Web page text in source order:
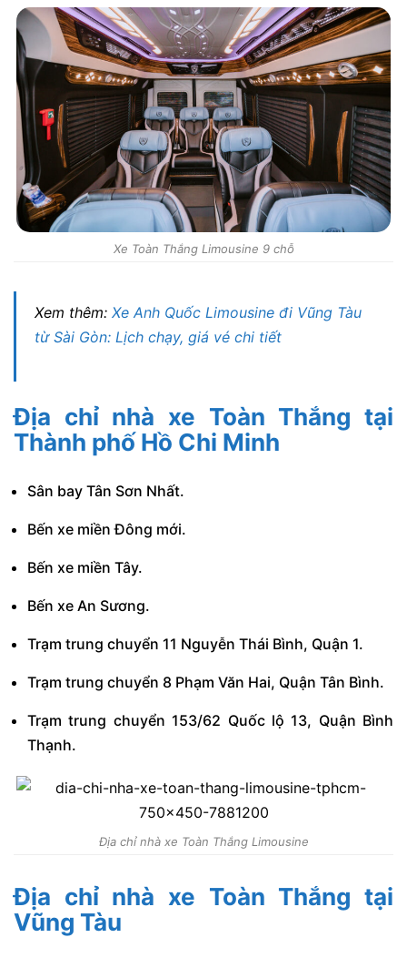
Xe Toàn Thắng Limousine 9 chỗ
Xem thêm: Xe Anh Quốc Limousine đi Vũng Tàu
từ Sài Gòn: Lịch chạy, giá vé chi tiết
Địa chỉ nhà xe Toàn Thắng tại
Thành phố Hồ Chi Minh
Sân bay Tân Sơn Nhất.
Bến xe miền Đông mới.
Bến xe miền Tây.
Bến xe An Sương.
Trạm trung chuyển 11 Nguyễn Thái Bình, Quận 1.
Trạm trung chuyển 8 Phạm Văn Hai, Quận Tân Bình.
Trạm trung chuyển 153/62 Quốc lộ 13, Quận Bình
Thạnh.
Địa chỉ nhà xe Toàn Thắng Limousine
Địa chỉ nhà xe Toàn Thắng tại
Vũng Tàu